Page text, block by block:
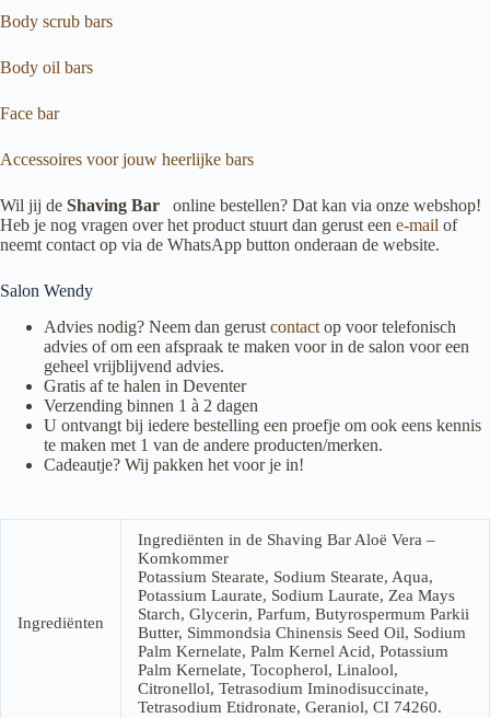
Body scrub bars
Body oil bars
Face bar
Accessoires voor jouw heerlijke bars
Wil jij de Shaving Bar
online bestellen? Dat kan via onze webshop!
Heb je nog vragen over het product stuurt dan gerust een e-mail of
neemt contact op via de WhatsApp button onderaan de website.
Salon Wendy
Advies nodig? Neem dan gerust contact op voor telefonisch
advies of om een afspraak te maken voor in de salon voor een
geheel vrijblijvend advies.
Gratis af te halen in Deventer
Verzending binnen 1 à 2 dagen
U ontvangt bij iedere bestelling een proefje om ook eens kennis
te maken met 1 van de andere producten/merken.
Cadeautje? Wij pakken het voor je in!
Ingrediënten
Ingrediënten in de Shaving Bar Aloë Vera –
Komkommer
Potassium Stearate, Sodium Stearate, Aqua,
Potassium Laurate, Sodium Laurate, Zea Mays
Starch, Glycerin, Parfum, Butyrospermum Parkii
Butter, Simmondsia Chinensis Seed Oil, Sodium
Palm Kernelate, Palm Kernel Acid, Potassium
Palm Kernelate, Tocopherol, Linalool,
Citronellol, Tetrasodium Iminodisuccinate,
Tetrasodium Etidronate, Geraniol, CI 74260.